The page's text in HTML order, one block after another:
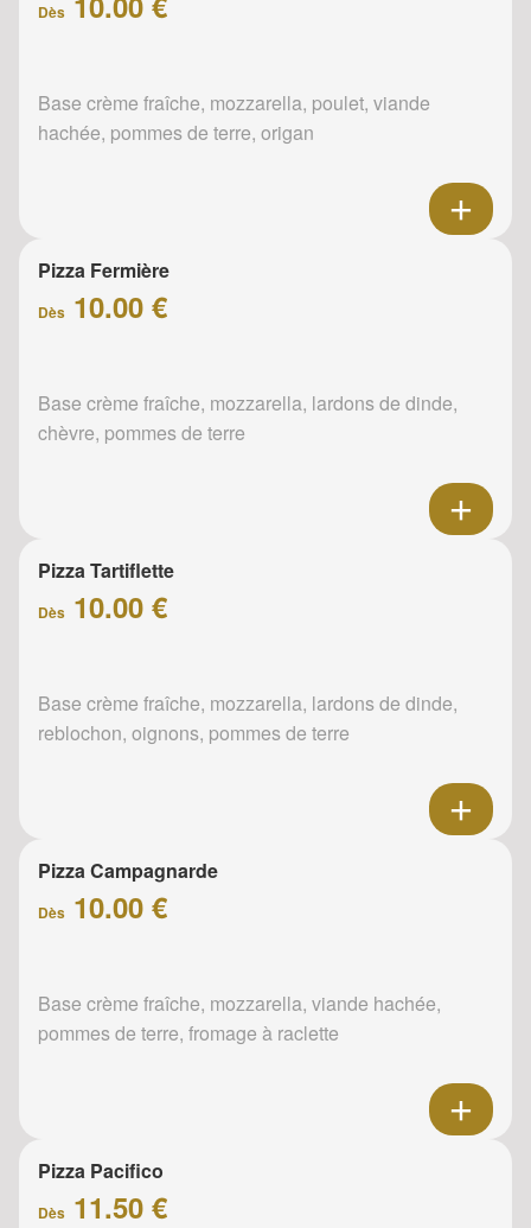
Dès
Base crème fraîche, mozzarella, poulet, viande
hachée, pommes de terre, origan
Pizza Fermière
Dès 10.00 €
Base crème fraîche, mozzarella, lardons de dinde,
chèvre, pommes de terre
Pizza Tartiflette
Dès 10.00 €
Base crème fraîche, mozzarella, lardons de dinde,
reblochon, oignons, pommes de terre
Pizza Campagnarde
Dès 10.00 €
Base crème fraîche, mozzarella, viande hachée,
pommes de terre, fromage à raclette
Pizza Pacifico
Dès 11.50 €